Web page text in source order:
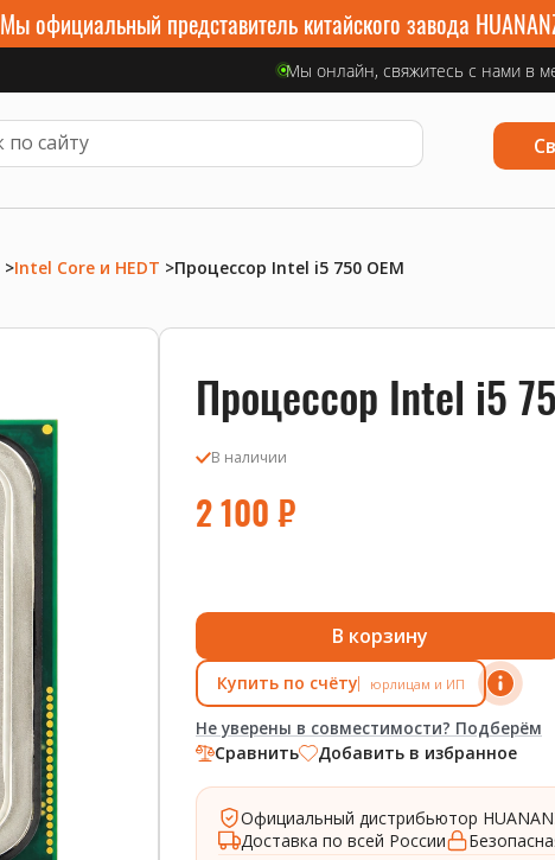
Мы официальный представитель китайского завода
Мы онлайн, свяжитесь с нами в
>Intel Core и HEDT >Процессор Intel i5 750 OEM
Процессор Intel i5
В наличии
2 100₽
В корзину
Купить по счёту юрлицам и ИП
Не уверены в совместимости? Подберём
Сравнить Добавить в избранное
Официальный дистрибьютор
Доставка по всей России